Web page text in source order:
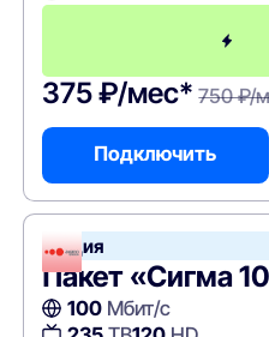
375 ₽/мес* 750 ₽/
Подключить
Акция
Пакет «Сигма
100Мбит/с